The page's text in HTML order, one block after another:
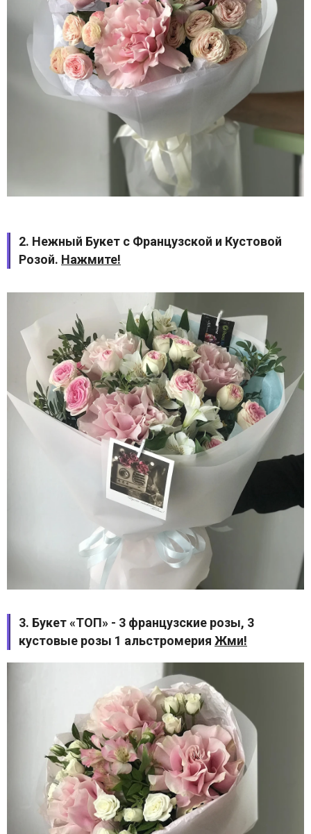
2. Нежный Букет с Французской и Кустовой
Розой. Нажмите!
3. Букет «ТОП» - 3 французские розы, 3
кустовые розы 1 альстромерия Жми!